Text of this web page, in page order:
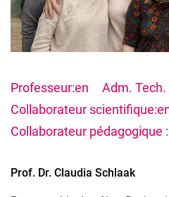
Professeur:en
Adm.
Collaborateur
Collaborateur pédagogique
Prof. Dr. Claudia Schlaak